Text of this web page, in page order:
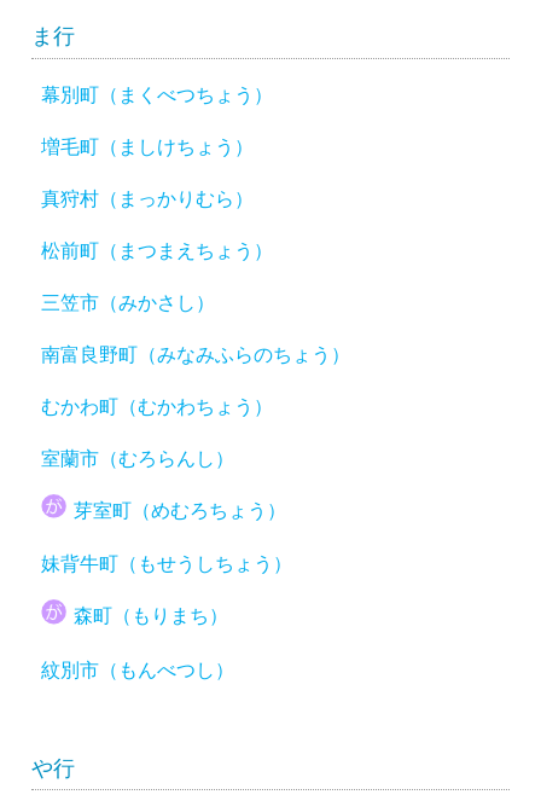
ま行
幕別町（まくべつちょう）
増毛町（ましけちょう）
真狩村（まっかりむら）
松前町（まつまえちょう）
三笠市（みかさし）
南富良野町（みなみふらのちょう）
むかわ町（むかわちょう）
室蘭市（むろらんし）
芽室町（めむろちょう）
妹背牛町（もせうしちょう）
森町（もりまち）
紋別市（もんべつし）
や行